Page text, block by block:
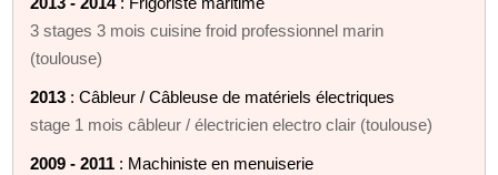
3 stages 3 mois cuisine froid professionnel marin
(toulouse)
2013 : Câbleur / Câbleuse de matériels électriques
stage 1 mois câbleur / électricien electro clair (toulouse)
2009 - 2011 : Machiniste en menuiserie